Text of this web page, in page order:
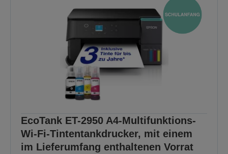
EcoTank ET-2950 A4-Multifunktions-
Wi-Fi-Tintentankdrucker, mit einem
im Lieferumfang enthaltenen Vorrat